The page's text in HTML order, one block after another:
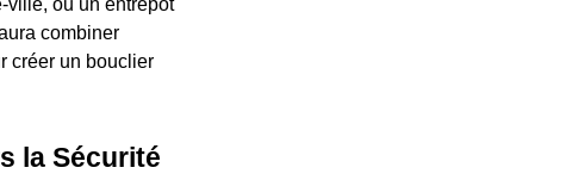
combiner
créer un bouclier
la Sécurité